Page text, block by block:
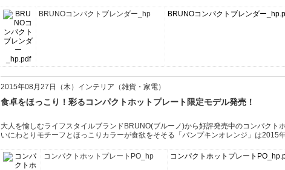
BRUNOコンパクトブレンダー_hp BRUNOコンパクトブレンダー
2015年08月27日（木）インテリア（雑貨・家電）
食卓をほっこり！彩るコンパクトホットプレート限定モデル発売！
大人を愉しむライフスタイルブランドBRUNO(ブルーノ)から好評発売中のコンパクト
いにわとりモチーフとほっこりカラーが食欲をそそる「パンプキンオレンジ」は2015
コンパクトホットプレートPO_hp コンパクトホットプレート